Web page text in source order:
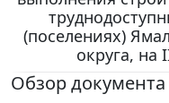
(поселениях)
округа, на
Обзор документа